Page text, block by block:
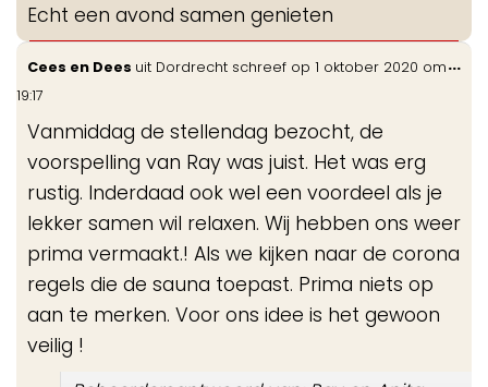
Echt een avond samen genieten
Cees en Dees uit Dordrecht schreef op 1 oktober 2020 om
19:17
Vanmiddag de stellendag bezocht, de
voorspelling van Ray was juist. Het was erg
rustig. Inderdaad ook wel een voordeel als je
lekker samen wil relaxen. Wij hebben ons weer
prima vermaakt.! Als we kijken naar de corona
regels die de sauna toepast. Prima niets op
aan te merken. Voor ons idee is het gewoon
veilig !
...